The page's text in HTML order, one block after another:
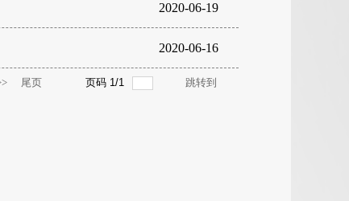
2020-06-19
2020-06-16
尾页 页码 1/1 跳转到